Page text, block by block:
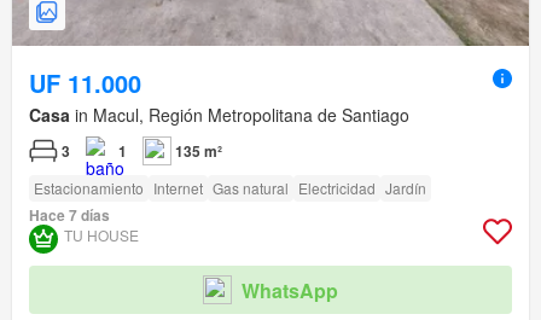
UF 11.000
Casa in Macul, Región Metropolitana de Santiago
3 1 135 m²
Estacionamiento Internet Gas natural Electricidad Jardín
Hace 7 días
TU HOUSE
WhatsApp